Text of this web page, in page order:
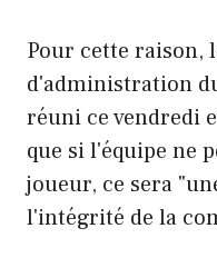
Pour cette raison,
d'administration
réuni ce vendredi
que si l'équipe ne
joueur, ce sera
l'intégrité de la